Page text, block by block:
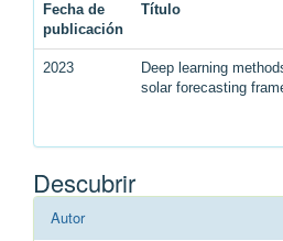
Fecha de
publicación
Título
2023
Deep learning
solar forecasting
Descubrir
Autor